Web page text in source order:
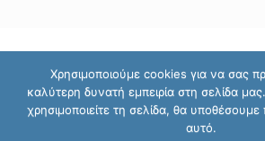
Χρησιμοποιούμε cookies για να σας
καλύτερη δυνατή εμπειρία στη σελίδα
χρησιμοποιείτε τη σελίδα, θα
αυτό.